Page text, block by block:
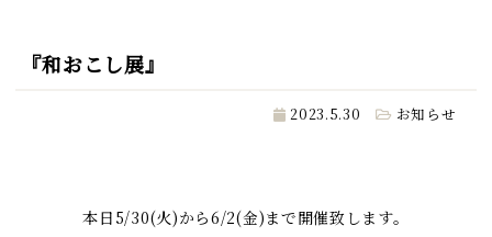
『和おこし展』
2023.5.30 お知らせ
本日5/30(火)から6/2(金)まで開催致します。